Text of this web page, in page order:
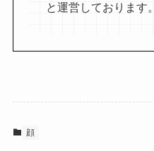
と運営しております。
顔